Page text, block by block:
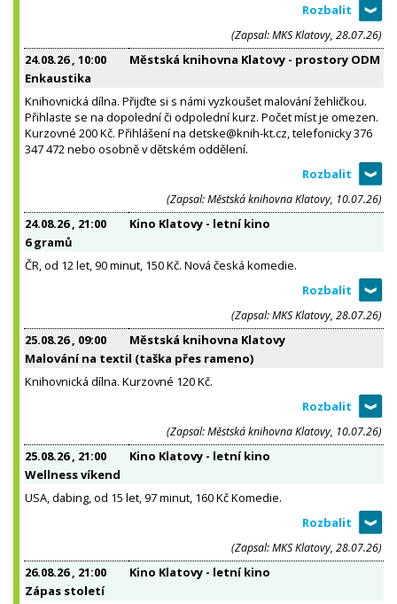
(Zapsal: MKS Klatovy, 28.07.26)
24.08.26, 10:00
Městská knihovna Klatovy - prostory ODM
Enkaustika
Knihovnická dílna. Přijďte si s námi vyzkoušet malování žehličkou.
Přihlaste se na dopolední či odpolední kurz. Počet míst je omezen.
Kurzovné 200 Kč. Přihlášení na detske@knih-kt.cz, telefonicky 376
347 472 nebo osobně v dětském oddělení.
(Zapsal: Městská knihovna Klatovy, 10.07.26)
24.08.26, 21:00
Kino Klatovy - letní kino
6 gramů
ČR, od 12 let, 90 minut, 150 Kč. Nová česká komedie.
(Zapsal: MKS Klatovy, 28.07.26)
25.08.26, 09:00
Městská knihovna Klatovy
Malování na textil (taška přes rameno)
Knihovnická dílna. Kurzovné 120 Kč.
(Zapsal: Městská knihovna Klatovy, 10.07.26)
25.08.26, 21:00
Kino Klatovy - letní kino
Wellness víkend
USA, dabing, od 15 let, 97 minut, 160 Kč Komedie.
(Zapsal: MKS Klatovy, 28.07.26)
26.08.26, 21:00
Kino Klatovy - letní kino
Zápas století